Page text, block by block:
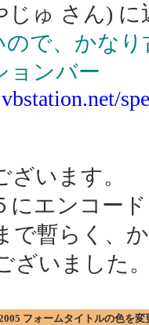
じゅ さん) に
ので、かな
ョンバー
ざいます。
にエンコー
で暫らく、
ざいました
フォームタイトルの色を変